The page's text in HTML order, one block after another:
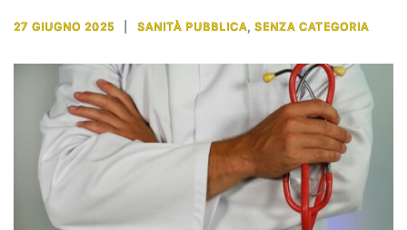
27 GIUGNO 2025 SANITÀ PUBBLICA, SENZA CATEGORIA